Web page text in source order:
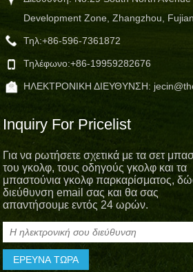
Development Zone, Zhangzhou, Fujian
Τηλ:+86-596-7361872
Τηλέφωνο:+86-19959282676
ΗΛΕΚΤΡΟΝΙΚΗ ΔΙΕΥΘΥΝΣΗ:
Inquiry For Pricelist
Για να ρωτήσετε σχετικά με τα σετ
του γκολφ, τους οδηγούς γκολφ και τα
μπαστούνια γκολφ παρκαρίσματος,
διεύθυνση email σας και θα σας
απαντήσουμε εντός 24 ωρών.